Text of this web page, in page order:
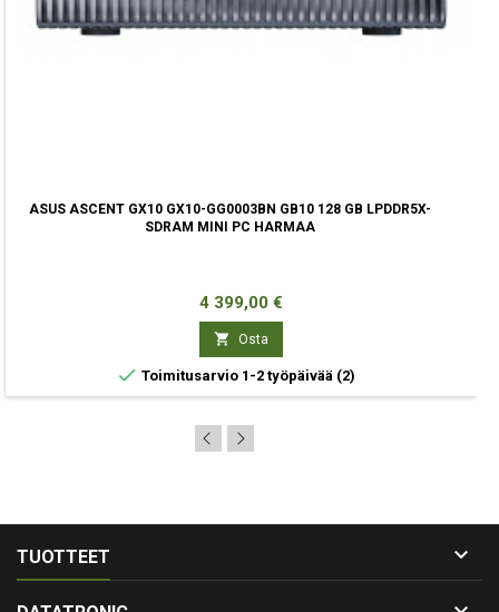
ASUS ASCENT GX10 GX10-GG0003BN GB10 128 GB LPDDR5X-
SDRAM MINI PC HARMAA
Hinta
4 399,00 €
 Osta
 Toimitusarvio 1-2 työpäivää (2)
TUOTTEET 